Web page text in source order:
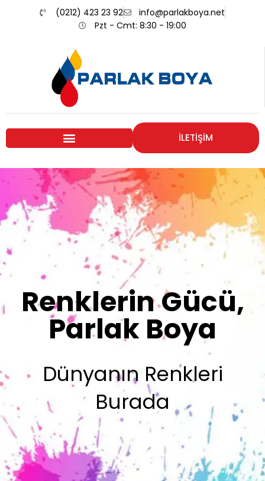
(0212) 423 23 92
info@parlakboya.net
Pzt - Cmt: 8:30 - 19:00
İLETİŞİM
Renklerimiz
Sizin İmzanız
Olsun